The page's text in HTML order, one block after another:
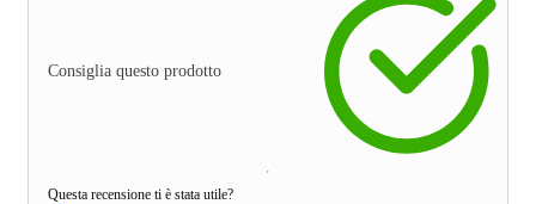
Consiglia questo prodotto
Questa recensione ti è stata utile?